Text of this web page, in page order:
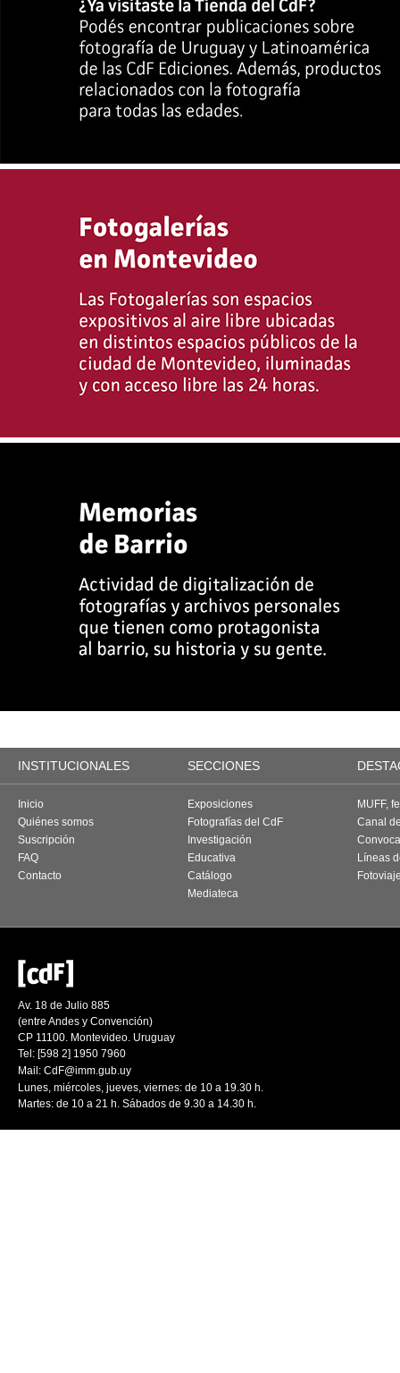
INSTITUCIONALES SECCIONES
Inicio
Quiénes somos
Suscripción
FAQ
Contacto
Exposiciones
Fotografías del CdF
Investigación
Educativa
Catálogo
Mediateca
MUFF,
Canal
Líneas
Av. 18 de Julio 885
(entre Andes y Convención)
CP 11100. Montevideo. Uruguay
Tel: [598 2] 1950 7960
Mail: CdF@imm.gub.uy
Lunes, miércoles, jueves, viernes: de 10 a 19.30 h.
Martes: de 10 a 21 h. Sábados de 9.30 a 14.30 h.